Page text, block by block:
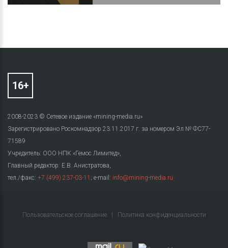
2008-2023 © Сетевое издание «mining-media.ru»
Зарегистрировано Роскомнадзор 23.11.2017 г. за номером Эл № ФС77-
71589
Учредитель: ООО НПК «Гемос Лимитед»,
Главный редактор: Е.В. Анистратова,
тел./факс: +7 (499) 237-03-11 ; e-mail: info@mining-media.ru
Пользовательское соглашение Политика конфиденциальности